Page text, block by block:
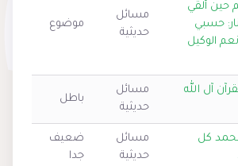
حين ألقي
حسبي
الوكيل
مسائل
حديثية
موضوع
آل الله
مسائل
حديثية
باطل
كل
مسائل
حديثية
ضعيف
جدا